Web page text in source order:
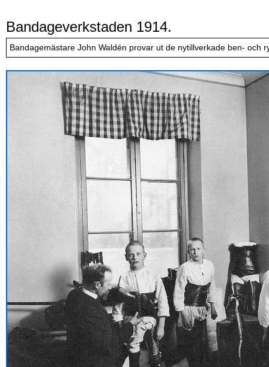
Bandageverkstaden 1914.
Bandagemästare John Waldén provar ut de nytillverkade ben- och